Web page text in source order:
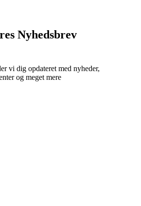
Nyhedsbrev
vi dig opdateret med nyheder,
og meget mere